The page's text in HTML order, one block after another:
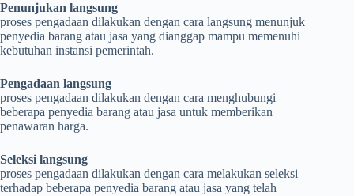
Penunjukan langsung
proses pengadaan dilakukan dengan cara langsung menunjuk
penyedia barang atau jasa yang dianggap mampu memenuhi
kebutuhan instansi pemerintah.
Pengadaan langsung
proses pengadaan dilakukan dengan cara menghubungi
beberapa penyedia barang atau jasa untuk memberikan
penawaran harga.
Seleksi langsung
proses pengadaan dilakukan dengan cara melakukan seleksi
terhadap beberapa penyedia barang atau jasa yang telah